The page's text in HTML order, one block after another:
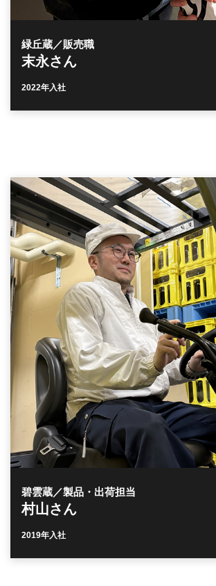
緑丘蔵／販売職
末永さん
2022年入社
碧雲蔵／製品・出荷担当
村山さん
2019年入社